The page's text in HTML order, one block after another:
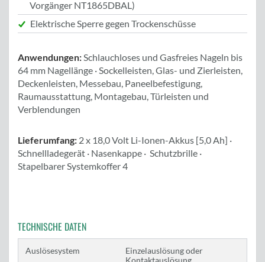
Vorgänger NT1865DBAL)
Elektrische Sperre gegen Trockenschüsse
Anwendungen:Schlauchloses und Gasfreies Nageln bis
64 mm Nagellänge · Sockelleisten, Glas- und Zierleisten,
Deckenleisten, Messebau, Paneelbefestigung,
Raumausstattung, Montagebau, Türleisten und
Verblendungen
Lieferumfang: 2 x 18,0 Volt Li-Ionen-Akkus [5,0 Ah] ·
Schnellladegerät · Nasenkappe · Schutzbrille ·
Stapelbarer Systemkoffer 4
TECHNISCHE DATEN
Auslösesystem
Einzelauslösung oder
Kontaktauslösung